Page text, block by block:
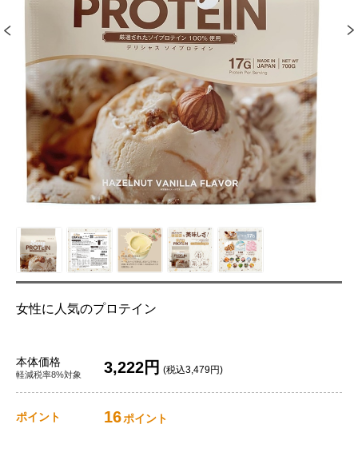
女性に人気のプロテイン
本体価格
軽減税率8%対象 3,222円 (税込3,479円)
ポイント 16ポイント